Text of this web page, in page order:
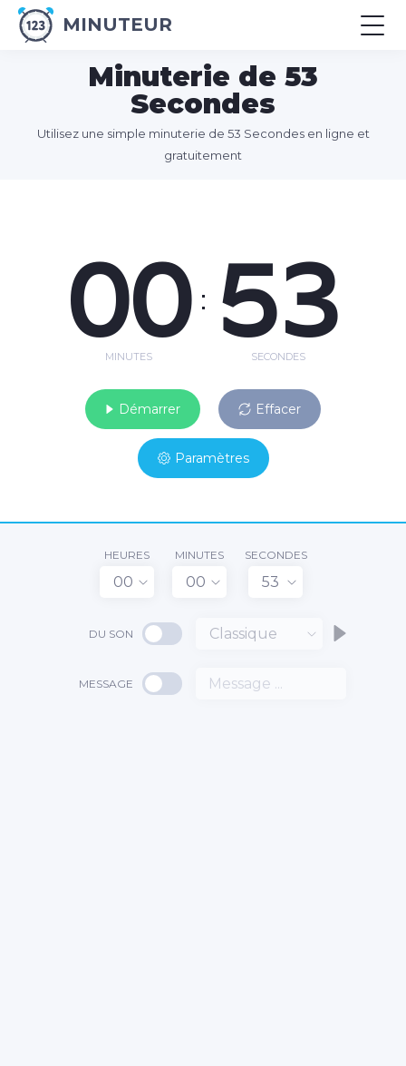
MINUTEUR
Minuterie de 53
Secondes
Utilisez une simple minuterie de 53 Secondes en ligne et
gratuitement
00
MINUTES
: 53
SECONDES
Démarrer Effacer
Paramètres
HEURES
00
MINUTES
00
SECONDES
53
DU SON Classique
MESSAGE